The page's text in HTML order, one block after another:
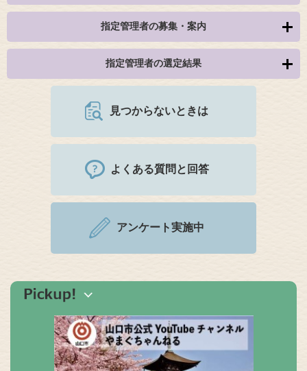
指定管理者の募集・案内
指定管理者の選定結果
見つからないときは
よくある質問と回答
アンケート実施中